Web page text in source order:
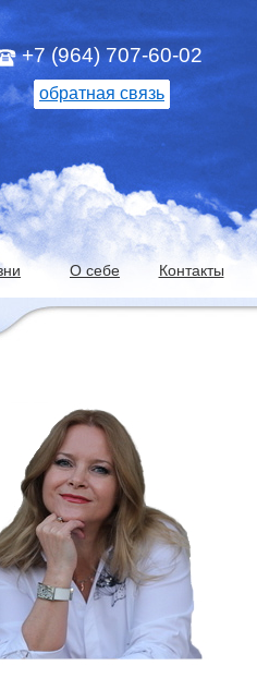
+7 (964) 707-60-02
обратная связь
О себе Контакты